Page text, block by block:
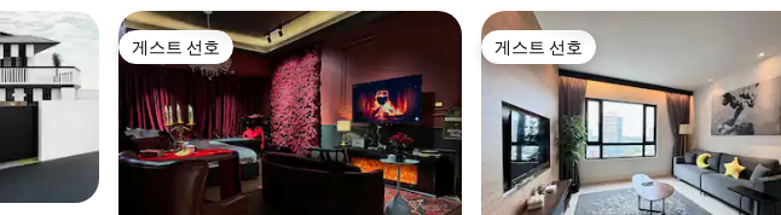
게스트 선호
게스트 선호 게스트 선호
게스트 선호